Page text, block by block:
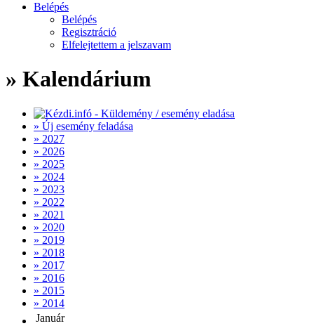
Belépés
Belépés
Regisztráció
Elfelejtettem a jelszavam
» Kalendárium
» Új esemény feladása
» 2027
» 2026
» 2025
» 2024
» 2023
» 2022
» 2021
» 2020
» 2019
» 2018
» 2017
» 2016
» 2015
» 2014
Január